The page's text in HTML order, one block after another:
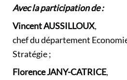
Avec la participation de :
Vincent AUSSILLOUX,
chef du département
Stratégie ;
Florence JANY-CATRICE,